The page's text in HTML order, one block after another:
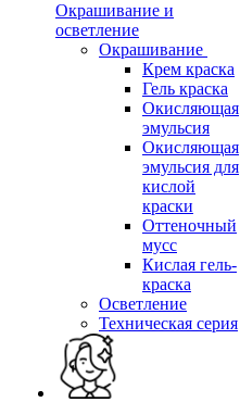
Окрашивание и
осветление
Окрашивание
Крем краска
Гель краска
Окисляющая
эмульсия
Окисляющая
эмульсия для
кислой
краски
Оттеночный
мусс
Кислая гель-
краска
Осветление
Техническая серия